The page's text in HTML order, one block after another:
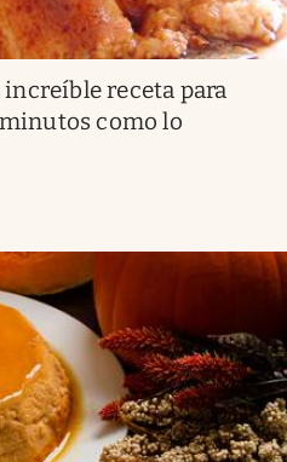
increíble receta para
como lo